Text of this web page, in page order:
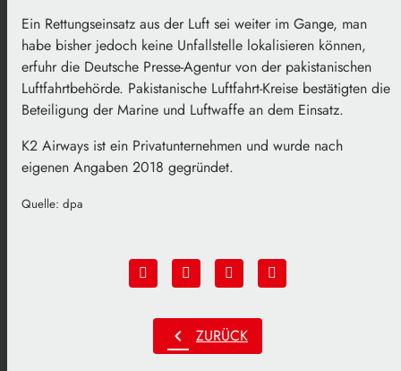
Ein Rettungseinsatz aus der Luft sei weiter im Gange, man
habe bisher jedoch keine Unfallstelle lokalisieren können,
erfuhr die Deutsche Presse-Agentur von der pakistanischen
Luftfahrtbehörde. Pakistanische Luftfahrt-Kreise bestätigten die
Beteiligung der Marine und Luftwaffe an dem Einsatz.
K2 Airways ist ein Privatunternehmen und wurde nach
eigenen Angaben 2018 gegründet.
Quelle: dpa
chevron_left ZURÜCK